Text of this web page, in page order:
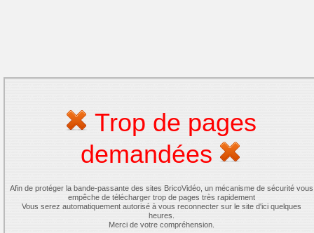
Trop de pages
demandées
Afin de protéger la bande-passante des sites BricoVidéo, un mécanisme de sécurité vous
empêche de télécharger trop de pages très rapidement
Vous serez automatiquement autorisé à vous reconnecter sur le site d'ici quelques
heures.
Merci de votre compréhension.